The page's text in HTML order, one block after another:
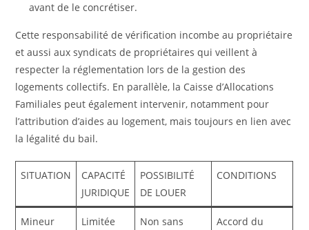
avant de le concrétiser.
Cette responsabilité de vérification incombe au propriétaire
et aussi aux syndicats de propriétaires qui veillent à
respecter la réglementation lors de la gestion des
logements collectifs. En parallèle, la Caisse d’Allocations
Familiales peut également intervenir, notamment pour
l’attribution d’aides au logement, mais toujours en lien avec
la légalité du bail.
SITUATION
CAPACITÉ
JURIDIQUE
POSSIBILITÉ
DE LOUER
CONDITIONS
Mineur
Limitée
Non sans
Accord du